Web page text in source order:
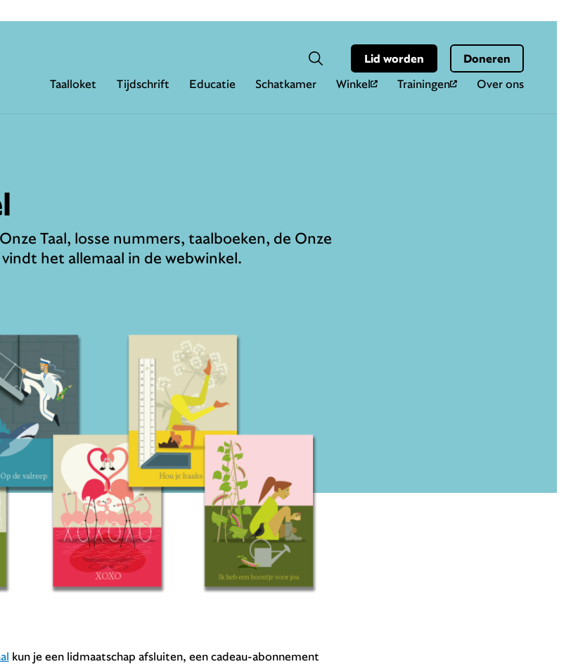
Taalloket Tijdschrift Educatie Schatkamer Winkel Trainingen Over ons
Zoeken
ZoekveldLid worden Doneren
Taal, losse nummers, taalboeken, de Onze
het allemaal in de webwinkel.
kun je een lidmaatschap afsluiten, een cadeau-abonnement